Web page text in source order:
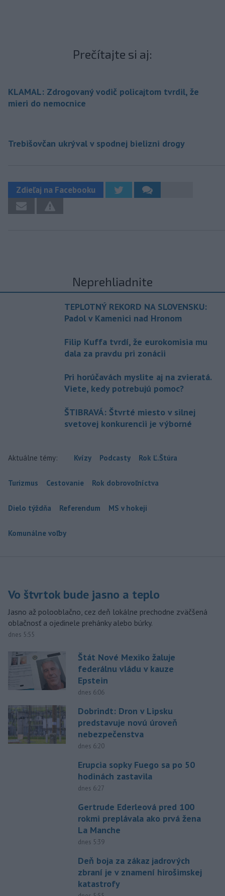
Prečítajte si aj:
KLAMAL: Zdrogovaný vodič policajtom tvrdil, že
mieri do nemocnice
Trebišovčan ukrýval v spodnej bielizni drogy
Zdieľaj na Facebooku
Neprehliadnite
TEPLOTNÝ REKORD NA SLOVENSKU:
Padol v Kamenici nad Hronom
Filip Kuffa tvrdí, že eurokomisia mu
dala za pravdu pri zonácii
Pri horúčavách myslite aj na zvieratá.
Viete, kedy potrebujú pomoc?
ŠTIBRAVÁ: Štvrté miesto v silnej
svetovej konkurencii je výborné
Aktuálne témy: Kvízy Podcasty Rok Ľ.Štúra
Turizmus Cestovanie Rok dobrovoľníctva
Dielo týždňa Referendum MS v hokeji
Komunálne voľby
Vo štvrtok bude jasno a teplo
Jasno až polooblačno, cez deň lokálne prechodne zväčšená
oblačnosť a ojedinele prehánky alebo búrky.
dnes 5:55
Štát Nové Mexiko žaluje
federálnu vládu v kauze
Epstein
dnes 6:06
Dobrindt: Dron v Lipsku
predstavuje novú úroveň
nebezpečenstva
dnes 6:20
Erupcia sopky Fuego sa po 50
hodinách zastavila
dnes 6:27
Gertrude Ederleová pred 100
rokmi preplávala ako prvá žena
La Manche
dnes 5:39
Deň boja za zákaz jadrových
zbraní je v znamení hirošimskej
katastrofy